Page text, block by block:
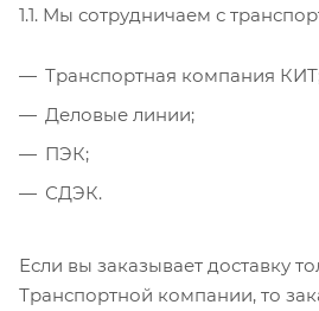
1.1. Мы сотрудничаем с
Транспортная компания
Деловые линии;
ПЭК;
СДЭК.
Если вы заказывает доставку
Транспортной компании, то